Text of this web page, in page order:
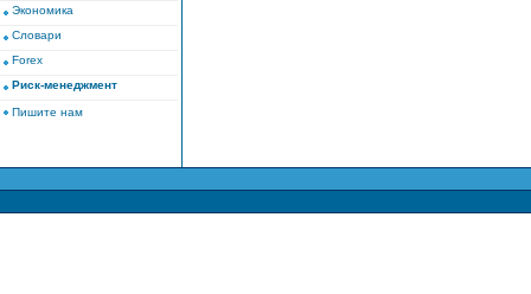
Экономика
Словари
Forex
Риск-менеджмент
Пишите нам